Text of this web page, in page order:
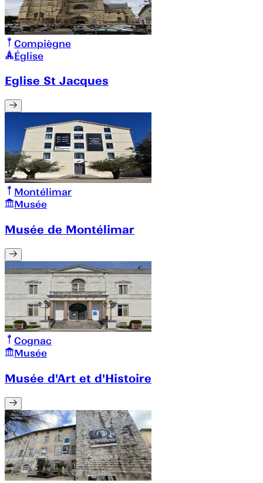
Compiègne
Église
Eglise St Jacques
Montélimar
Musée
Musée de Montélimar
Cognac
Musée
Musée d'Art et d'Histoire